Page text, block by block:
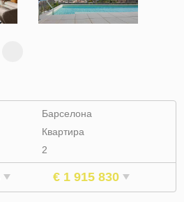
Барселона
Квартира
2
€ 1 915 830